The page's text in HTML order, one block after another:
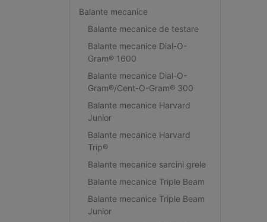
Balante mecanice
Balante mecanice de testare
Balante mecanice Dial-O-
Gram® 1600
Balante mecanice Dial-O-
Gram®/Cent-O-Gram® 300
Balante mecanice Harvard
Junior
Balante mecanice Harvard
Trip®
Balante mecanice sarcini grele
Balante mecanice Triple Beam
Balante mecanice Triple Beam
Junior